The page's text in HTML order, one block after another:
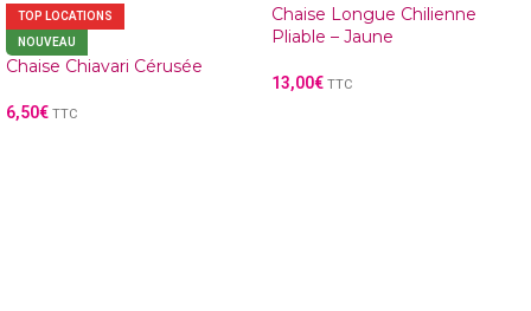
TOP LOCATIONS
NOUVEAU
Chaise Chiavari Cérusée
6,50€ TTC
Chaise Longue Chilienne
Pliable – Jaune
13,00€ TTC